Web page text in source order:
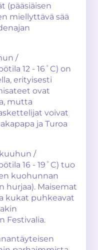
(pääsiäisen
miellyttävä sää
/
12 - 16˚C) on
erityisesti
ovat
mutta
voivat
ja Turoa
/
16 - 19˚C) tuo
kuohunnan
hurjaa). Maisemat
kukat puhkeavat
Festivalia.